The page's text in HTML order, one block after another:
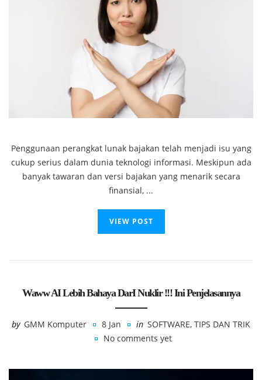
Penggunaan perangkat lunak bajakan telah menjadi isu yang
cukup serius dalam dunia teknologi informasi. Meskipun ada
banyak tawaran dan versi bajakan yang menarik secara
finansial, ...
VIEW POST
Waww AI Lebih Bahaya DarI Nuklir !!! Ini Penjelasannya
by GMM Komputer 8 Jan in SOFTWARE, TIPS DAN TRIK
No comments yet